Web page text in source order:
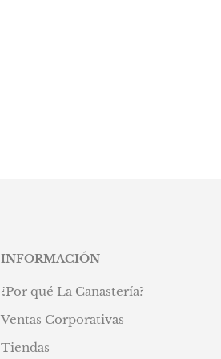
INFORMACIÓN
¿Por qué La Canastería?
Ventas Corporativas
Tiendas